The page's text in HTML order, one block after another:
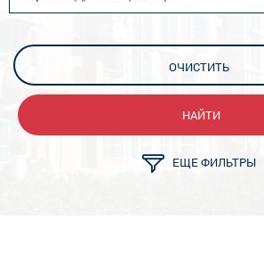
ЕЩЕ ФИЛЬТРЫ
ОЧИСТИТЬ
НАЙТИ